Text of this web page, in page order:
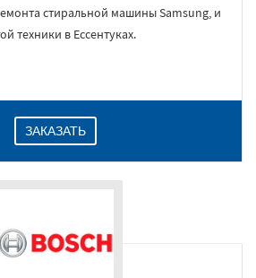
стиральной машины Samsung, и
техники в Ессентуках.
ЗАКАЗАТЬ